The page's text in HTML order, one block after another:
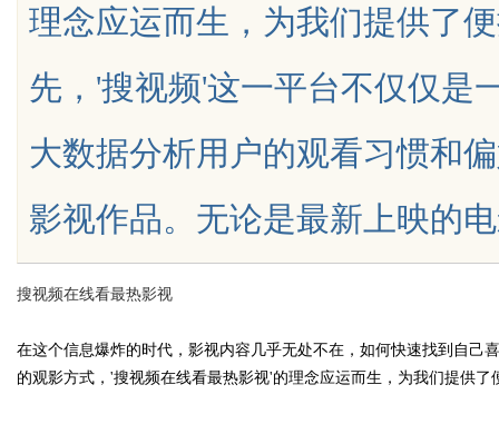
uz
理念应运而生，为我们提供了
先，'搜视频'这一平台不仅仅是
大数据分析用户的观看习惯和
影视作品。无论是最新上映的
搜视频在线看最热影视
在这个信息爆炸的时代，影视内容几乎无处不在，如何快速找到自己
的观影方式，'搜视频在线看最热影视'的理念应运而生，为我们提供了